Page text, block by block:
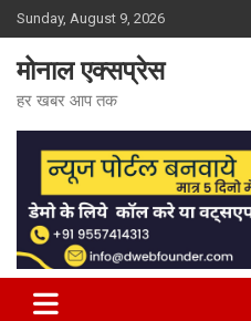
Skip
to
content
Sunday, August 9, 2026
मोनाल एक्सप्रेस
हर खबर आप तक